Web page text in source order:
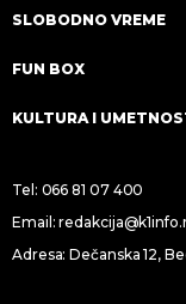
SLOBODNO VREME
FUN BOX
KULTURA I
Tel: 066 81 07 400
Email:
Adresa: Dečanska 12,